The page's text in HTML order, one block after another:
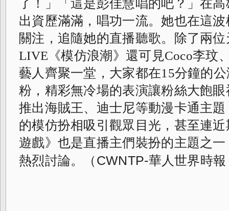
了！」「這是彭佳慧唱的吧？」在
出資歷滿滿，唱功一流。她也在這
關注，追隨她的直播聽歌。
除了兩
LIVE《模仿浪潮》 還可見Coco李玟
藝人齊聚一堂， 大家都在15分鐘的
粉， 精彩無冷場的表演讓粉絲大飽
推出海賊王、迪士尼等動漫卡通主題
的模仿扮相吸引觀眾目光， 甚至連
遊戲》 也是直播主們裝扮的主題之
熱烈討論。
（ CWNTP-華人世界時